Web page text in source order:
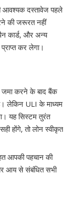
आवश्यक दस्तावेज पहले
की जरूरत नहीं
कार्ड, और अन्य
कर लेगा।
जमा करने के बाद बैंक
लेकिन ULI के माध्यम
यह सिस्टम तुरंत
होंगे, तो लोन स्वीकृत
आपकी पहचान की
आय से संबंधित सभी